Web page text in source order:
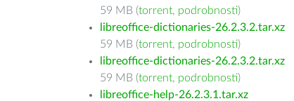
59 MB (torrent, podrobnosti)
libreoffice-dictionaries-26.2.3.2.tar.xz
59 MB (torrent, podrobnosti)
libreoffice-dictionaries-26.2.3.2.tar.xz
59 MB (torrent, podrobnosti)
libreoffice-help-26.2.3.1.tar.xz